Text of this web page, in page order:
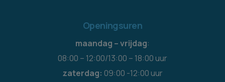
Openingsuren
maandag – vrijdag:
08:00 – 12:00/13:00 – 18:00 uur
zaterdag: 09:00 -12:00 uur